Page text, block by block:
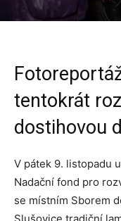
tentokrát
dostihovou
V pátek 9. listopadu
Nadační fond pro
se místním Sborem